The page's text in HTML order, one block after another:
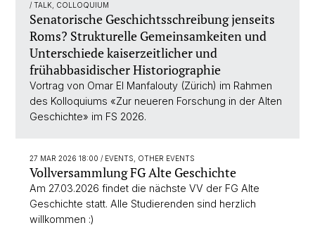
/ TALK, COLLOQUIUM
Senatorische Geschichtsschreibung jenseits
Roms? Strukturelle Gemeinsamkeiten und
Unterschiede kaiserzeitlicher und
frühabbasidischer Historiographie
Vortrag von Omar El Manfalouty (Zürich) im Rahmen
des Kolloquiums «Zur neueren Forschung in der Alten
Geschichte» im FS 2026.
27 MAR 2026 18:00 / EVENTS, OTHER EVENTS
Vollversammlung FG Alte Geschichte
Am 27.03.2026 findet die nächste VV der FG Alte
Geschichte statt. Alle Studierenden sind herzlich
willkommen :)